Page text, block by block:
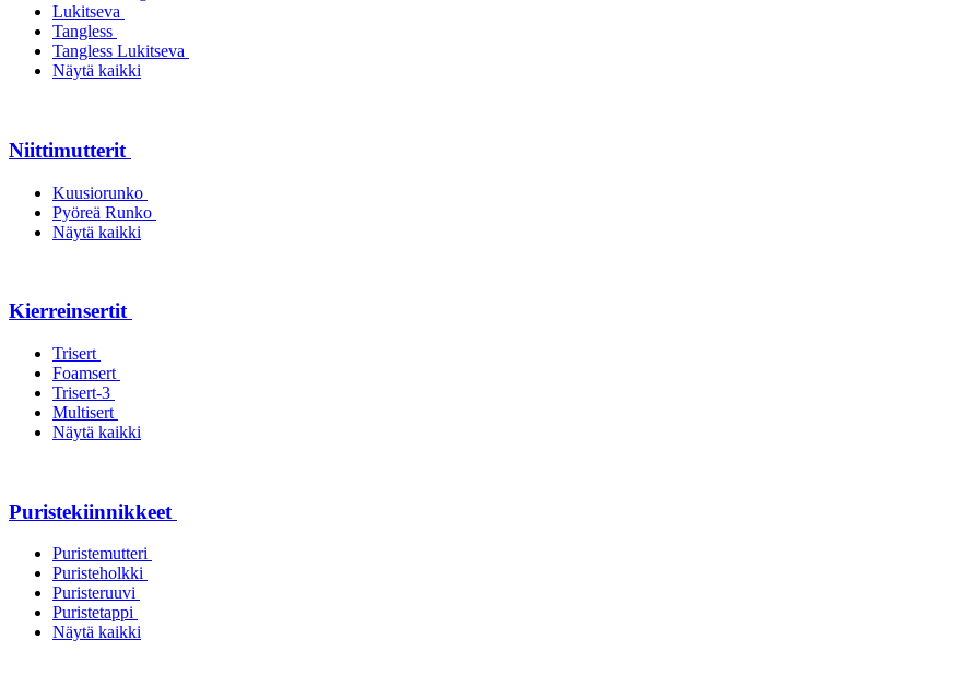
Lukitseva
Tangless
Tangless Lukitseva
Näytä kaikki
Niittimutterit
Kuusiorunko
Pyöreä Runko
Näytä kaikki
Kierreinsertit
Trisert
Foamsert
Trisert-3
Multisert
Näytä kaikki
Puristekiinnikkeet
Puristemutteri
Puristeholkki
Puristeruuvi
Puristetappi
Näytä kaikki